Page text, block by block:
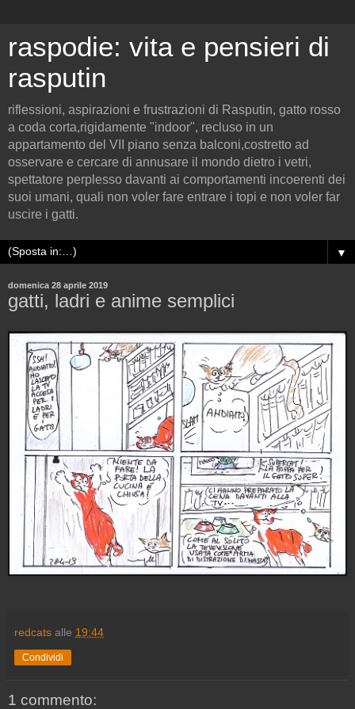
raspodie: vita e pensieri di
rasputin
riflessioni, aspirazioni e frustrazioni di Rasputin, gatto rosso
a coda corta,rigidamente "indoor", recluso in un
appartamento del VII piano senza balconi,costretto ad
osservare e cercare di annusare il mondo dietro i vetri,
spettatore perplesso davanti ai comportamenti incoerenti dei
suoi umani, quali non voler fare entrare i topi e non voler far
uscire i gatti.
▼
domenica 28 aprile 2019
gatti, ladri e anime semplici
redcats alle 19:44
Condividi
1 commento: